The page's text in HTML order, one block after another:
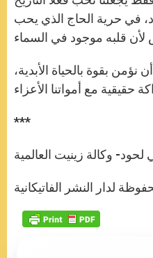
في حرية الحاج الذي يحب
نؤمن بقوة بالحياة الأبدية،
***
لحود- وكالة زينيت العالمية
لدار النشر الفاتيكانية